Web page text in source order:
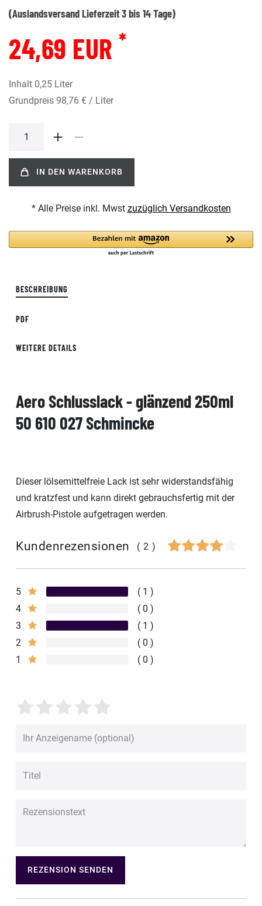
(Auslandsversand Lieferzeit 3 bis 14 Tage)
24,69 EUR *
Inhalt 0,25 Liter
Grundpreis 98,76 € / Liter
IN DEN WARENKORB
* Alle Preise inkl. Mwst zuzüglich Versandkosten
BESCHREIBUNG
PDF
WEITERE DETAILS
Aero Schlusslack - glänzend 250ml
50 610 027 Schmincke
Dieser lölsemittelfreie Lack ist sehr widerstandsfähig
und kratzfest und kann direkt gebrauchsfertig mit der
Airbrush-Pistole aufgetragen werden.
Kundenrezensionen (2)
5
1
4
0
3
1
2
0
1
0
REZENSION SENDEN